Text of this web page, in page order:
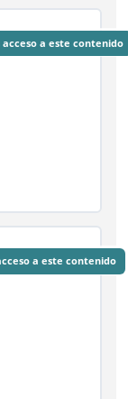
a este contenido
a este contenido